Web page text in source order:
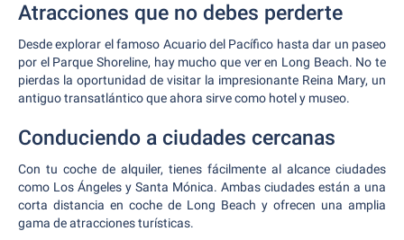
Atracciones que no debes perderte
Desde explorar el famoso Acuario del Pacífico hasta dar un paseo
por el Parque Shoreline, hay mucho que ver en Long Beach. No te
pierdas la oportunidad de visitar la impresionante Reina Mary, un
antiguo transatlántico que ahora sirve como hotel y museo.
Conduciendo a ciudades cercanas
Con tu coche de alquiler, tienes fácilmente al alcance ciudades
como Los Ángeles y Santa Mónica. Ambas ciudades están a una
corta distancia en coche de Long Beach y ofrecen una amplia
gama de atracciones turísticas.